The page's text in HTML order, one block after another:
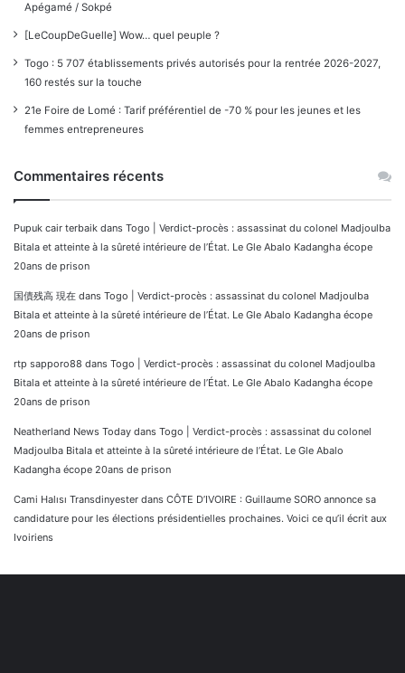
Apégamé / Sokpé
[LeCoupDeGuelle] Wow… quel peuple ?
Togo : 5 707 établissements privés autorisés pour la rentrée 2026-2027,
160 restés sur la touche
21e Foire de Lomé : Tarif préférentiel de -70 % pour les jeunes et les
femmes entrepreneures
Commentaires récents
Pupuk cair terbaik dans Togo | Verdict-procès : assassinat du colonel Madjoulba
Bitala et atteinte à la sûreté intérieure de l’État. Le Gle Abalo Kadangha écope
20ans de prison
国債残高 現在 dans Togo | Verdict-procès : assassinat du colonel Madjoulba
Bitala et atteinte à la sûreté intérieure de l’État. Le Gle Abalo Kadangha écope
20ans de prison
rtp sapporo88 dans Togo | Verdict-procès : assassinat du colonel Madjoulba
Bitala et atteinte à la sûreté intérieure de l’État. Le Gle Abalo Kadangha écope
20ans de prison
Neatherland News Today dans Togo | Verdict-procès : assassinat du colonel
Madjoulba Bitala et atteinte à la sûreté intérieure de l’État. Le Gle Abalo
Kadangha écope 20ans de prison
Cami Halısı Transdinyester dans CÔTE D’IVOIRE : Guillaume SORO annonce sa
candidature pour les élections présidentielles prochaines. Voici ce qu’il écrit aux
Ivoiriens